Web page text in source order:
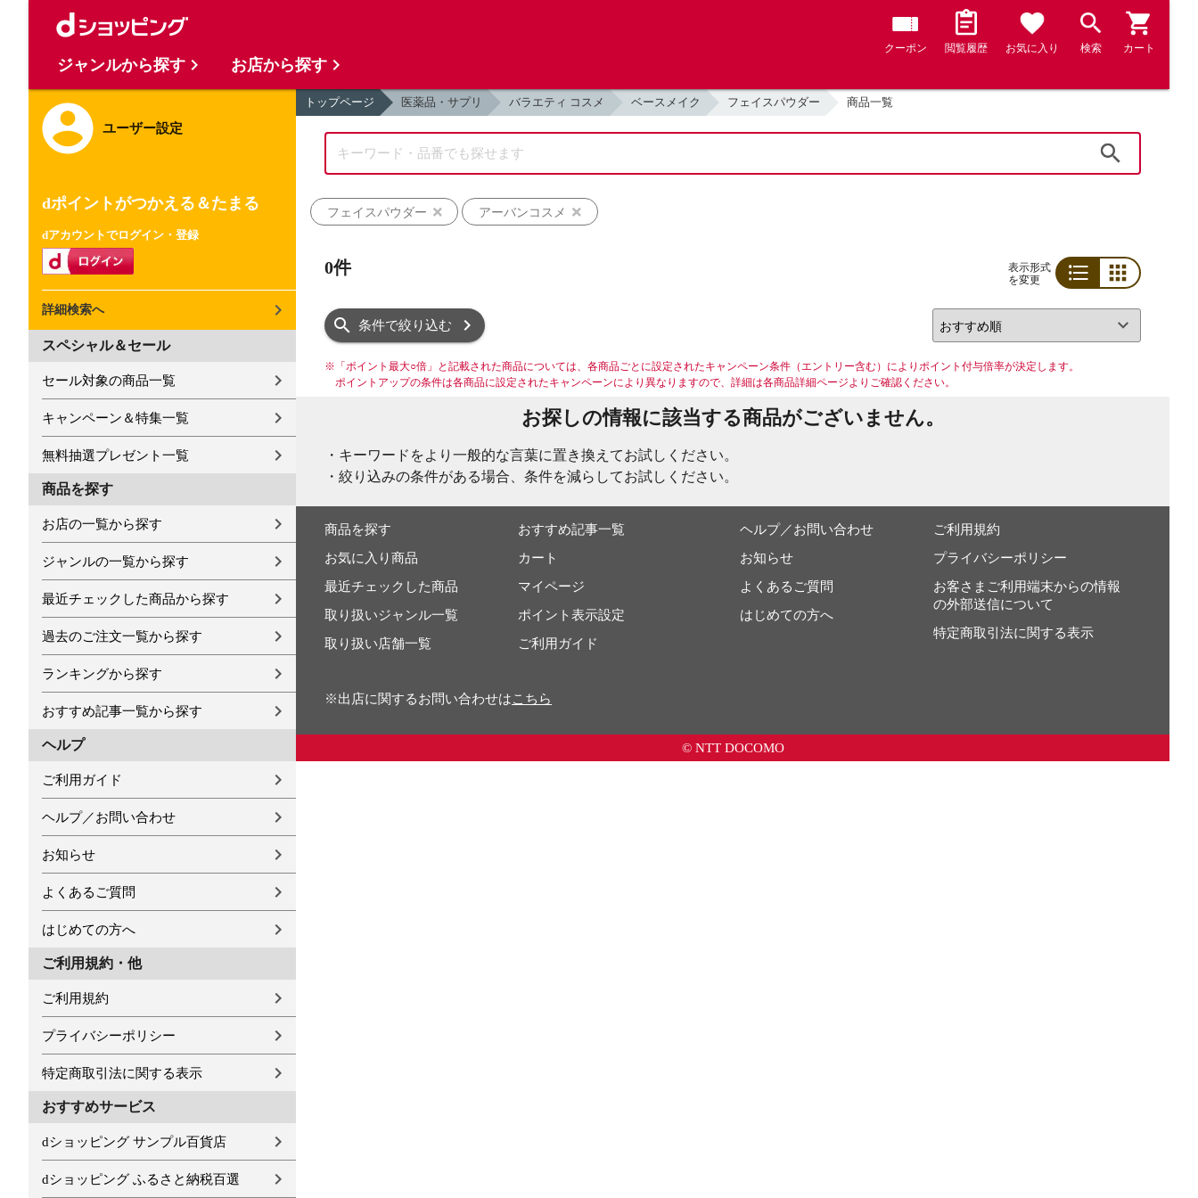
クーポン 閲覧履歴 お気に入り 検索 カート
ユーザー設定
dポイントがつかえる＆たまる
dアカウントでログイン・登録
詳細検索へ
スペシャル＆セール
セール対象の商品一覧
キャンペーン＆特集一覧
無料抽選プレゼント一覧
商品を探す
お店の一覧から探す
ジャンルの一覧から探す
最近チェックした商品から探す
過去のご注文一覧から探す
ランキングから探す
おすすめ記事一覧から探す
ヘルプ
ご利用ガイド
ヘルプ／お問い合わせ
お知らせ
よくあるご質問
はじめての方へ
ご利用規約・他
ご利用規約
プライバシーポリシー
特定商取引法に関する表示
おすすめサービス
dショッピング サンプル百貨店
dショッピング ふるさと納税百選
トップページ 医薬品・サプリ バラエティ コスメ ベースメイク フェイスパウダー 商品一覧
フェイスパウダー アーバンコスメ
0件
表示形式
を変更
条件で絞り込む
※ 「ポイント最大○倍」と記載された商品については、各商品ごとに設定されたキャンペーン条件（エントリー含む）によりポイント付与倍率が決定します。
ポイントアップの条件は各商品に設定されたキャンペーンにより異なりますので、詳細は各商品詳細ページよりご確認ください。
お探しの情報に該当する商品がございません。
・キーワードをより一般的な言葉に置き換えてお試しください。
・絞り込みの条件がある場合、条件を減らしてお試しください。
商品を探す
お気に入り商品
最近チェックした商品
取り扱いジャンル一覧
取り扱い店舗一覧
おすすめ記事一覧
カート
マイページ
ポイント表示設定
ご利用ガイド
ヘルプ／お問い合わせ
お知らせ
よくあるご質問
はじめての方へ
ご利用規約
プライバシーポリシー
お客さまご利用端末からの情報
の外部送信について
特定商取引法に関する表示
※出店に関するお問い合わせはこちら
© NTT DOCOMO
ジャンルから探す お店から探す